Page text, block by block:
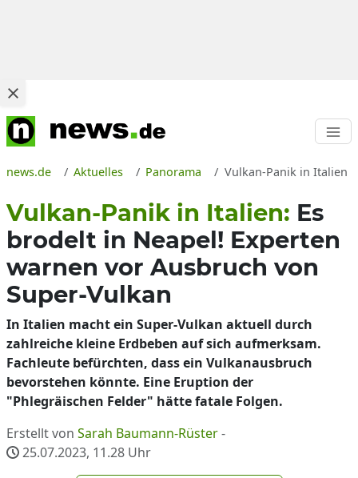
news.de Aktuelles Panorama Vulkan-Panik in Italien
Vulkan-Panik in Italien: Es
brodelt in Neapel! Experten
warnen vor Ausbruch von
Super-Vulkan
In Italien macht ein Super-Vulkan aktuell durch
zahlreiche kleine Erdbeben auf sich aufmerksam.
Fachleute befürchten, dass ein Vulkanausbruch
bevorstehen könnte. Eine Eruption der
"Phlegräischen Felder" hätte fatale Folgen.
Erstellt von Sarah Baumann-Rüster-
25.07.2023, 11.28 Uhr